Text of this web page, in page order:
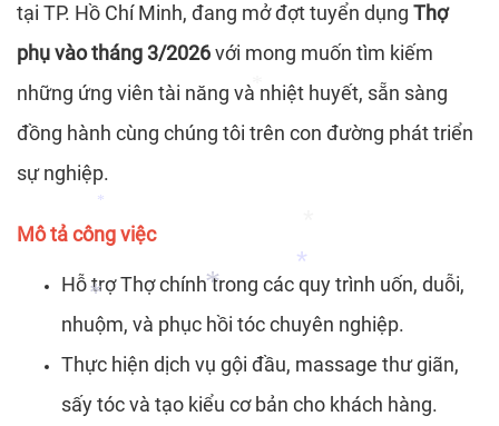
*
*
*
*
tại TP. Hồ Chí Minh, đang mở đợt tuyển dụng Thợ
phụ vào tháng 3/2026với mong muốn tìm kiếm
những ứng viên tài năng và nhiệt huyết, sẵn sàng
đồng hành cùng chúng tôi trên con đường phát triển
sự nghiệp.
Mô tả công việc
Hỗ trợ Thợ chính trong các quy trình uốn, duỗi,
nhuộm, và phục hồi tóc chuyên nghiệp.
Thực hiện dịch vụ gội đầu, massage thư giãn,
sấy tóc và tạo kiểu cơ bản cho khách hàng.